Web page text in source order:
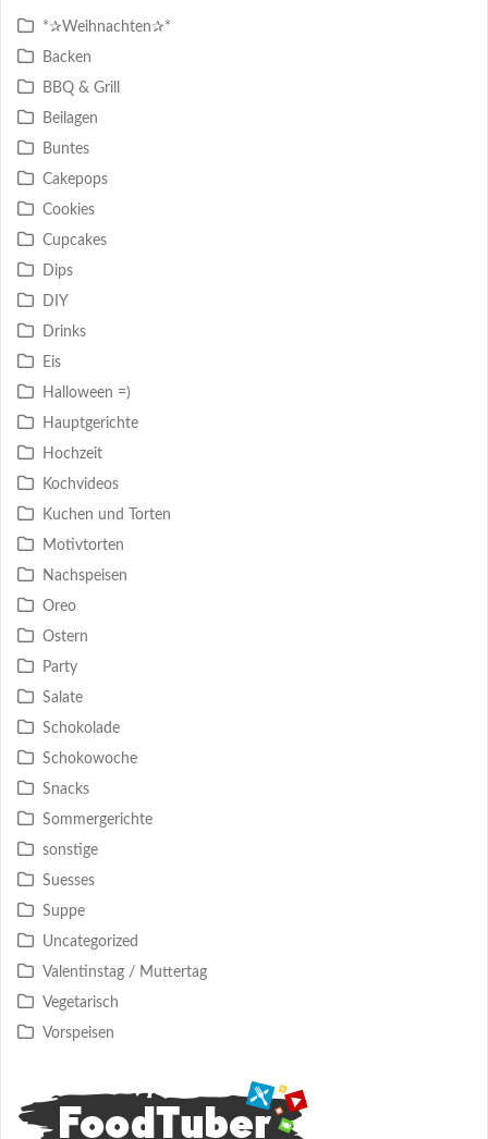
*✰Weihnachten✰*
Backen
BBQ & Grill
Beilagen
Buntes
Cakepops
Cookies
Cupcakes
Dips
DIY
Drinks
Eis
Halloween =)
Hauptgerichte
Hochzeit
Kochvideos
Kuchen und Torten
Motivtorten
Nachspeisen
Oreo
Ostern
Party
Salate
Schokolade
Schokowoche
Snacks
Sommergerichte
sonstige
Suesses
Suppe
Uncategorized
Valentinstag / Muttertag
Vegetarisch
Vorspeisen